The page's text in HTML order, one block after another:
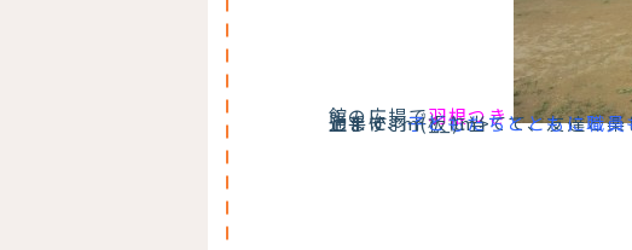
館の広場で羽根つき
上手に羽子板に当てて、友達と
もたくさんの楽しい活動を通して、子どもたちとともに職員
をよろしくお願いします<m(__)m>